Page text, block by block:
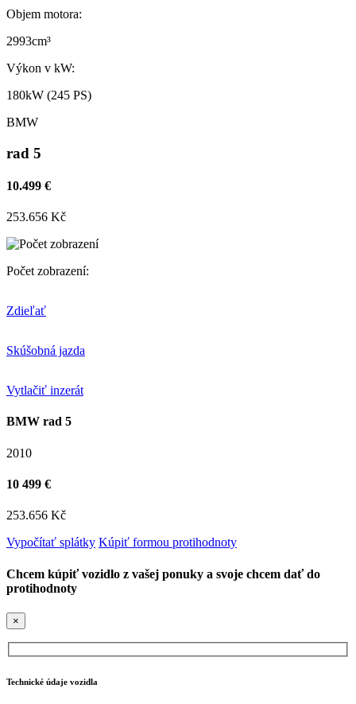
Objem motora:
2993cm³
Výkon v kW:
180kW (245 PS)
BMW
rad 5
10.499 €
253.656 Kč
Počet zobrazení:
Zdieľať
Skúšobná jazda
Vytlačiť inzerát
BMW rad 5
2010
10 499 €
253.656 Kč
Vypočítať splátky Kúpiť formou protihodnoty
Chcem kúpiť vozidlo z vašej ponuky a svoje chcem dať do
protihodnoty
×
Technické údaje vozidla